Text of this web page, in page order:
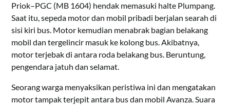
Priok–PGC (MB 1604) hendak memasuki halte Plumpang.
Saat itu, sepeda motor dan mobil pribadi berjalan searah di
sisi kiri bus. Motor kemudian menabrak bagian belakang
mobil dan tergelincir masuk ke kolong bus. Akibatnya,
motor terjebak di antara roda belakang bus. Beruntung,
pengendara jatuh dan selamat.
Seorang warga menyaksikan peristiwa ini dan mengatakan
motor tampak terjepit antara bus dan mobil Avanza. Suara